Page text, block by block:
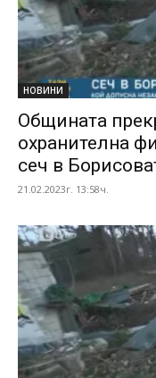
НОВИНИ
Общината
охранителна
сеч в
21.02.2023г. 13:58ч.